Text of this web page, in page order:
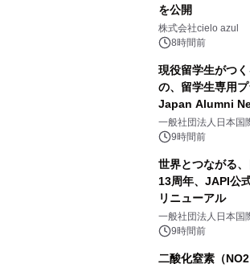
を公開
株式会社cielo azul
8時間前
現役留学生がつ
の、留学生専用
Japan Alumni
をリリース
一般社団法人日本国
9時間前
世界とつながる
13周年、JAPI公
リニューアル
一般社団法人日本国
9時間前
二酸化窒素（